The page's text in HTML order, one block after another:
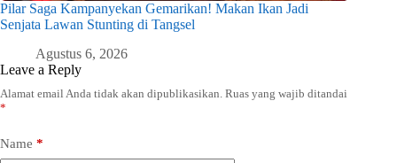
Pilar Saga Kampanyekan Gemarikan! Makan Ikan Jadi
Senjata Lawan Stunting di Tangsel
Agustus 6, 2026
Leave a Reply
Alamat email Anda tidak akan dipublikasikan. Ruas yang wajib ditandai
*
Name *